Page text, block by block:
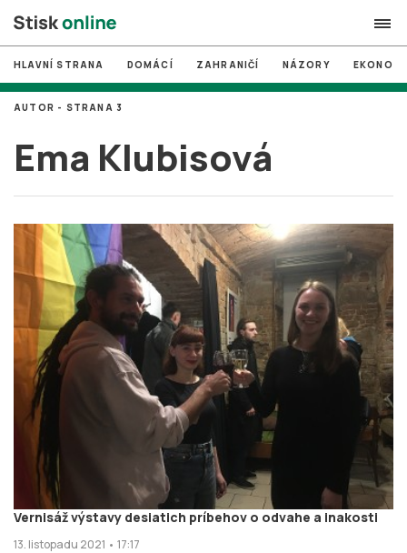
search
# MUNI
# Brno
# volby
login PŘIHLÁSIT SE
Zapomněli jste heslo?
Založit nový účet
HLAVNÍ STRANA DOMÁCÍ ZAHRANIČÍ NÁZORY
Ema Klubisová
AUTOR - STRANA 3
Vernisáž výstavy desiatich príbehov o odvahe a inakosti
13. listopadu 2021 • 17:17